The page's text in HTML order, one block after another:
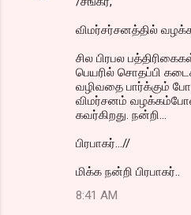
விமர்சர்சனத்தில்
சில பிரபல
பெயரில் சொதப்பி
வழிவதை பார்க்கும்
விமர்சனம்
கவர்கிறது. நன்றி...
பிரபாகர்...//
மிக்க நன்றி பிரபாகர்..
8:41 AM